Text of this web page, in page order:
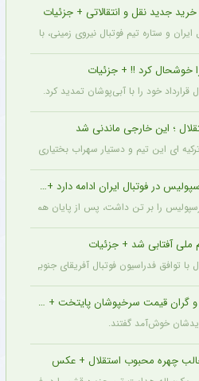
جدید نقل و انتقالاتی + جزئیات
و ستاره تیم فوتبال نیروی زمینی، با
خوشحال کرد !! + جزئیات
قرارداد خود را با آبی‌پوشان تمدید کرد.
؛ این خارجی ماندنی شد
ترکیه ای این تیم و دستیار سهراب بختیاری زاده
در فوتبال ایران ادامه دارد + جزئیات
را بر تن داشت، پس از پایان همکاری با
ملی آفتابی شد + جزئیات
با توافق فدراسیون فوتبال آفریقای جنوبی
گران قیمت سرخپوشان پایتخت + عکس
خوش‌آمد گفتند.
چهره محبوب استقلال + عکس